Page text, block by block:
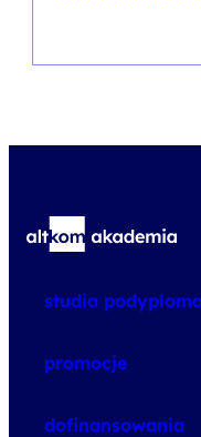
studia
promocje
dofinansowania